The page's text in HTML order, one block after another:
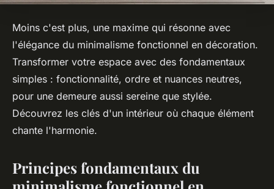
Moins c'est plus, une maxime qui résonne avec
l'élégance du minimalisme fonctionnel en décoration.
Transformer votre espace avec des fondamentaux
simples : fonctionnalité, ordre et nuances neutres,
pour une demeure aussi sereine que stylée.
Découvrez les clés d'un intérieur où chaque élément
chante l'harmonie.
Principes fondamentaux du